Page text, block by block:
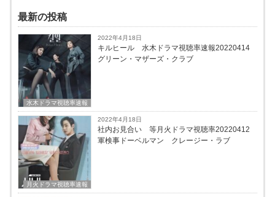
最新の投稿
水木ドラマ視聴率速報
2022年4月18日
キルヒール 水木ドラマ視聴率速報20220414
グリーン・マザーズ・クラブ
月火ドラマ視聴率速報
2022年4月18日
社内お見合い 等月火ドラマ視聴率20220412
軍検事ドーベルマン クレージー・ラブ